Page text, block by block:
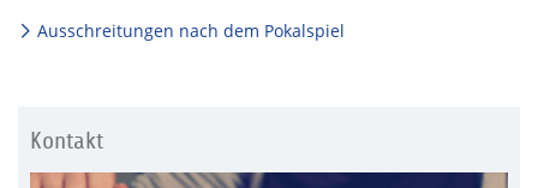
Ausschreitungen nach dem Pokalspiel
Kontakt